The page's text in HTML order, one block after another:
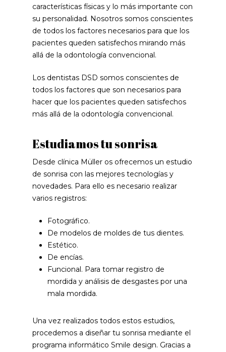
características físicas y lo más importante con
su personalidad. Nosotros somos conscientes
de todos los factores necesarios para que los
pacientes queden satisfechos mirando más
allá de la odontología convencional.
Los dentistas DSD somos conscientes de
todos los factores que son necesarios para
hacer que los pacientes queden satisfechos
más allá de la odontología convencional.
Estudiamos tu sonrisa
Desde clínica Müller os ofrecemos un estudio
de sonrisa con las mejores tecnologías y
novedades. Para ello es necesario realizar
varios registros:
Fotográfico.
De modelos de moldes de tus dientes.
Estético.
De encías.
Funcional. Para tomar registro de
mordida y análisis de desgastes por una
mala mordida.
Una vez realizados todos estos estudios,
procedemos a diseñar tu sonrisa mediante el
programa informático Smile design. Gracias a